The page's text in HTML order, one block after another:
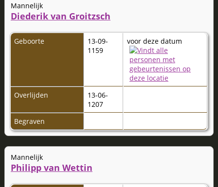
Mannelijk
Diederik van Groitzsch
Geboorte
13-09-
1159
voor deze datum
Overlijden
13-06-
1207
Begraven
Mannelijk
Philipp van Wettin